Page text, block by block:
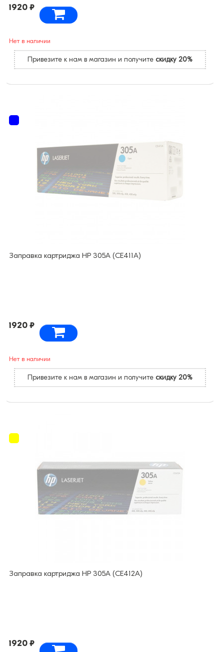
1920 ₽
Нет в наличии
Привезите к нам в магазин и получите скидку 20%
Заправка картриджа HP 305А (CE411A)
1920 ₽
Нет в наличии
Привезите к нам в магазин и получите скидку 20%
Заправка картриджа HP 305А (CE412A)
1920 ₽